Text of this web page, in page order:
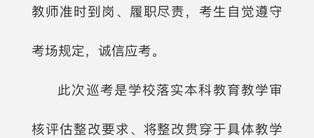
教师准时到岗、履职尽责，考生自觉遵守
考场规定，诚信应考。
此次巡考是学校落实本科教育教学审
核评估整改要求、将整改贯穿于具体教学